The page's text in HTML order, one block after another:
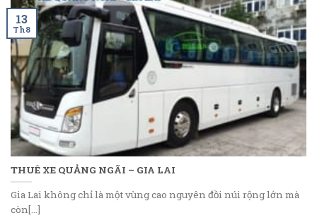
THUÊ XE QUẢNG NGÃI – GIA LAI
Gia Lai không chỉ là một vùng cao nguyên đồi núi rộng lớn mà
còn[...]
13
Th8